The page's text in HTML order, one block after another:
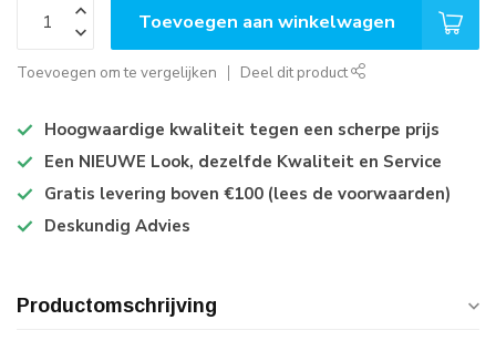
Toevoegen aan winkelwagen
Toevoegen om te vergelijken Deel dit product
Hoogwaardige kwaliteit tegen een scherpe prijs
Een NIEUWE Look, dezelfde Kwaliteit en Service
Gratis levering boven €100 (lees de voorwaarden)
Deskundig Advies
Productomschrijving